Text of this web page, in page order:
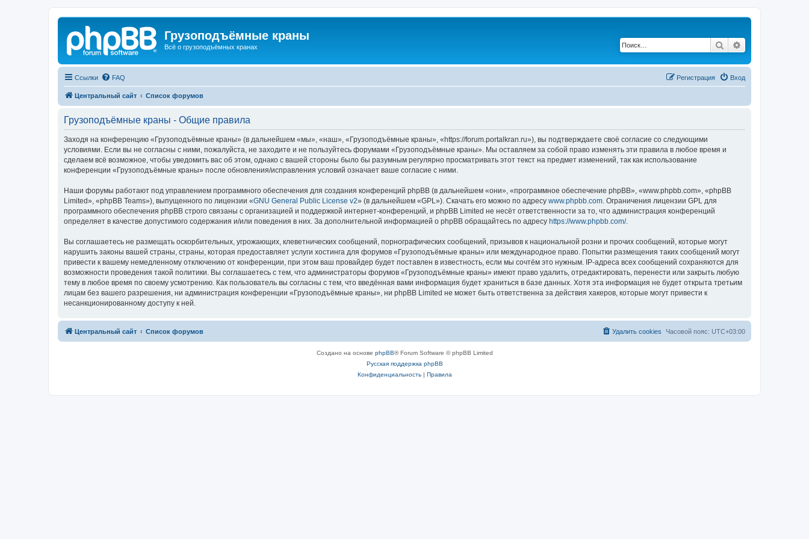
Грузоподъёмные краны
Всё о грузоподъёмных кранах Поиск
Ссылки FAQ Вход
Регистрация
Центральный сайт Список форумов
Грузоподъёмные краны - Общие правила
Заходя на конференцию «Грузоподъёмные краны» (в дальнейшем «мы», «наш», «Грузоподъёмные краны», «https://forum.portalkran.ru»), вы подтверждаете своё согласие со следующими
условиями. Если вы не согласны с ними, пожалуйста, не заходите и не пользуйтесь форумами «Грузоподъёмные краны». Мы оставляем за собой право изменять эти правила в любое время и
сделаем всё возможное, чтобы уведомить вас об этом, однако с вашей стороны было бы разумным регулярно просматривать этот текст на предмет изменений, так как использование
конференции «Грузоподъёмные краны» после обновления/исправления условий означает ваше согласие с ними.
Наши форумы работают под управлением программного обеспечения для создания конференций phpBB (в дальнейшем «они», «программное обеспечение phpBB», «www.phpbb.com», «phpBB
Limited», «phpBB Teams»), выпущенного по лицензии «GNU General Public License v2» (в дальнейшем «GPL»). Скачать его можно по адресу www.phpbb.com . Ограничения лицензии GPL для
программного обеспечения phpBB строго связаны с организацией и поддержкой интернет-конференций, и phpBB Limited не несёт ответственности за то, что администрация конференций
определяет в качестве допустимого содержания и/или поведения в них. За дополнительной информацией о phpBB обращайтесь по адресу https://www.phpbb.com/.
Вы соглашаетесь не размещать оскорбительных, угрожающих, клеветнических сообщений, порнографических сообщений, призывов к национальной розни и прочих сообщений, которые могут
нарушить законы вашей страны, страны, которая предоставляет услуги хостинга для форумов «Грузоподъёмные краны» или международное право. Попытки размещения таких сообщений могут
привести к вашему немедленному отключению от конференции, при этом ваш провайдер будет поставлен в известность, если мы сочтём это нужным. IP-адреса всех сообщений сохраняются для
возможности проведения такой политики. Вы соглашаетесь с тем, что администраторы форумов «Грузоподъёмные краны» имеют право удалить, отредактировать, перенести или закрыть любую
тему в любое время по своему усмотрению. Как пользователь вы согласны с тем, что введённая вами информация будет храниться в базе данных. Хотя эта информация не будет открыта третьим
лицам без вашего разрешения, ни администрация конференции «Грузоподъёмные краны», ни phpBB Limited не может быть ответственна за действия хакеров, которые могут привести к
несанкционированному доступу к ней.
Центральный сайт Список форумов Часовой пояс: UTC+03:00
Удалить cookies
Создано на основе phpBB® Forum Software © phpBB Limited
Русская поддержка phpBB
Конфиденциальность| Правила